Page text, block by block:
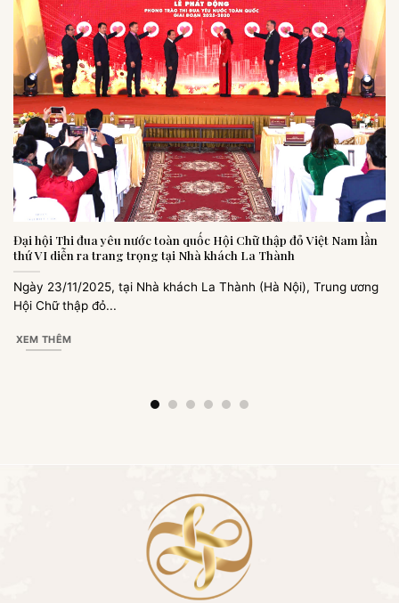
Đại hội Thi đua yêu nước toàn quốc Hội Chữ thập đỏ Việt Nam lần
thứ VI diễn ra trang trọng tại Nhà khách La Thành
Ngày 23/11/2025, tại Nhà khách La Thành (Hà Nội), Trung ương
Hội Chữ thập đỏ...
XEM THÊM